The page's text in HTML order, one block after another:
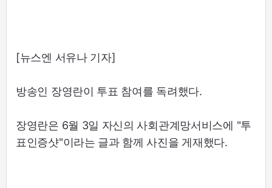
[뉴스엔 서유나 기자]
방송인 장영란이 투표 참여를 독려했다.
장영란은 6월 3일 자신의 사회관계망서비스에 "투
표인증샷"이라는 글과 함께 사진을 게재했다.